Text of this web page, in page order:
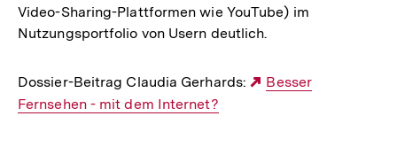
Video-Sharing-Plattformen wie YouTube) im
Nutzungsportfolio von Usern deutlich.
Dossier-Beitrag Claudia Gerhards:
Externer
Besser
Fernsehen - mit dem Internet?